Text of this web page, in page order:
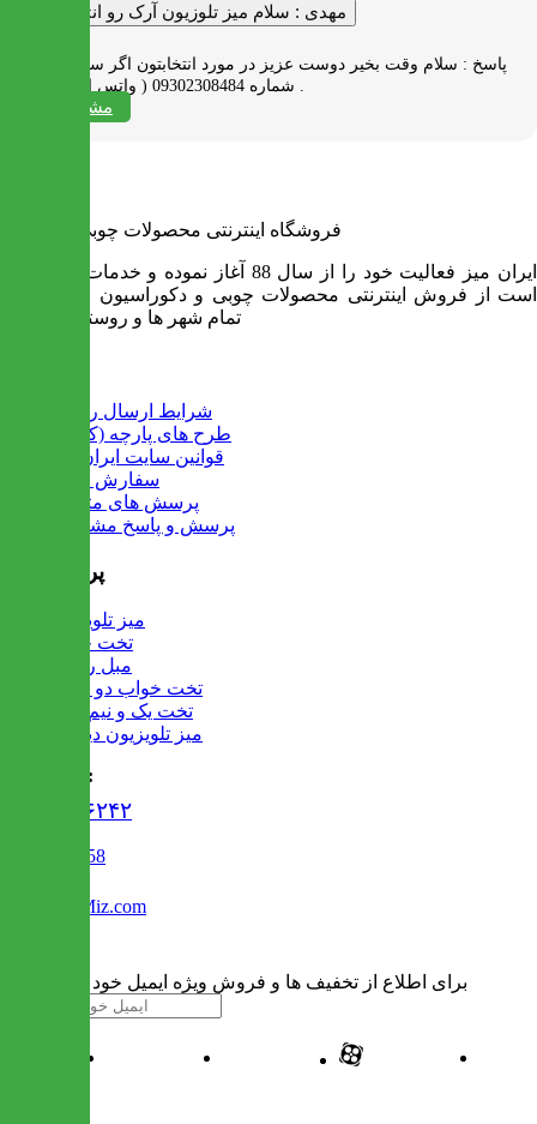
مهدی : سلام میز تلوزیون آرک رو انتخاب کردم
پاسخ : سلام وقت بخیر دوست عزیز در مورد انتخابتون اگر سوالی دارید به
مشاهده همه
فروشگاه اینترنتی محصولات چوبی ایران میز
ایران میز فعالیت خود را از سال 88 آغاز نموده و خدمات آن عبارت
است از فروش اینترنتی محصولات چوبی و دکوراسیون و ارسال به
تمام شهر ها و روستاهای کشور
شرایط ارسال رایگان
طرح های پارچه (کالیته)
قوانین سایت ایران میز
سفارش عمده
پرسش های متداول
پرسش و پاسخ مشتریان
پرفروش ها
میز تلویزیون
تخت خواب
مبل راحتی
تخت خواب دو طبقه
تخت یک و نیم نفره
میز تلویزیون دیواری
تماس با ما :
۰۲۱۹۱۳۰۶۲۴۲
02122509458
Info@IranMiz.com
برای اطلاع از تخفیف ها و فروش ویژه ایمیل خود را وارد کنید